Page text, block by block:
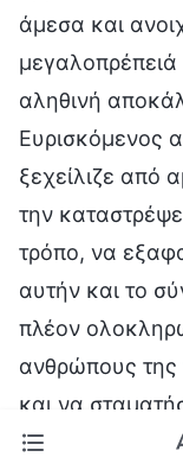
άμεσα και
μεγαλοπρέπειά
αληθινή
Ευρισκόμενος
ξεχείλιζε από
την
τρόπο, να
αυτήν και το
πλέον
ανθρώπους
και να
αμαρτίας σε